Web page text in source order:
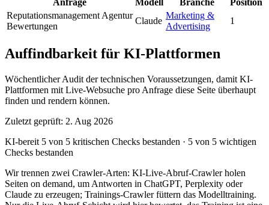
Anfrage Modell Branche
Position
Reputationsmanagement Agentur
Bewertungen
Claude
Marketing &
Advertising
1
Auffindbarkeit für KI-Plattformen
Wöchentlicher Audit der technischen Voraussetzungen, damit KI-
Plattformen mit Live-Websuche pro Anfrage diese Seite überhaupt
finden und rendern können.
Zuletzt geprüft: 2. Aug 2026
KI-bereit 5 von 5 kritischen Checks bestanden · 5 von 5 wichtigen
Checks bestanden
Wir trennen zwei Crawler-Arten: KI-Live-Abruf-Crawler holen
Seiten on demand, um Antworten in ChatGPT, Perplexity oder
Claude zu erzeugen; Trainings-Crawler füttern das Modelltraining.